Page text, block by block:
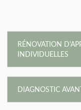
RÉNOVATION
INDIVIDUELLES
DIAGNOSTIC